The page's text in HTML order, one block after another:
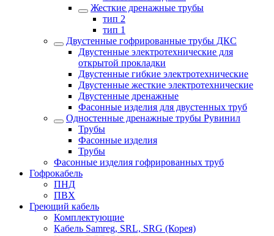
Жесткие дренажные трубы
тип 2
тип 1
Двустенные гофрированные трубы ДКС
Двустенные электротехнические для
открытой прокладки
Двустенные гибкие электротехнические
Двустенные жесткие электротехнические
Двустенные дренажные
Фасонные изделия для двустенных труб
Одностенные дренажные трубы Рувинил
Трубы
Фасонные изделия
Трубы
Фасонные изделия гофрированных труб
Гофрокабель
ПНД
ПВХ
Греющий кабель
Комплектующие
Кабель Samreg, SRL, SRG (Корея)